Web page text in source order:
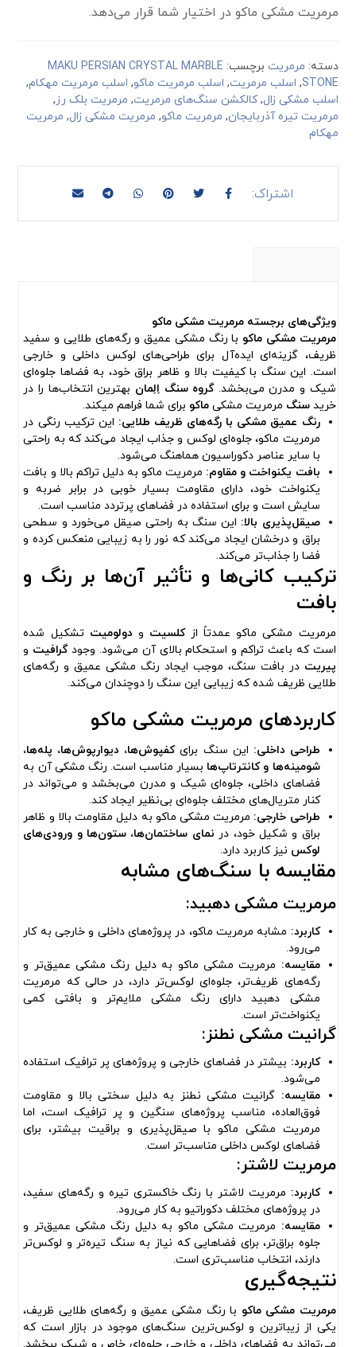
مرمریت مشکی ماکو در اختیار شما قرار می‌دهد.
دسته: مرمریت برچسب: MAKU PERSIAN CRYSTAL MARBLE
STONE
, اسلب مرمریت, اسلب مرمریت ماکو, اسلب مرمریت مهکام,
اسلب مشکی زال,کالکشن سنگ‌های مرمریت, مرمریت بلک رز,
مرمریت تیره آذربایجان, مرمریت ماکو, مرمریت مشکی زال, مرمریت
مهکام
ویژگی‌های برجسته مرمریت مشکی ماکو
مرمریت مشکی ماکو با رنگ مشکی عمیق و رگه‌های طلایی و سفید
ظریف، گزینه‌ای ایده‌آل برای طراحی‌های لوکس داخلی و خارجی
است. این سنگ با کیفیت بالا و ظاهر براق خود، به فضاها جلوه‌ای
شیک و مدرن می‌بخشد.گروه سنگ اِلِمان بهترین انتخاب‌ها را در
خرید سنگ مرمریت مشکیماکو برای شما فراهم میکند.
رنگ عمیق مشکی با رگه‌های ظریف طلایی: این ترکیب رنگی در
مرمریت ماکو، جلوه‌ای لوکس و جذاب ایجاد می‌کند که به راحتی
با سایر عناصر دکوراسیون هماهنگ می‌شود.
بافت یکنواخت و مقاوم: مرمریت ماکو به دلیل تراکم بالا و بافت
یکنواخت خود، دارای مقاومت بسیار خوبی در برابر ضربه و
سایش است و برای استفاده در فضاهای پرتردد مناسب است.
صیقل‌پذیری بالا: این سنگ به راحتی صیقل می‌خورد و سطحی
براق و درخشان ایجاد می‌کند که نور را به زیبایی منعکس کرده و
فضا را جذاب‌تر می‌کند.
ترکیب کانی‌ها و تأثیر آن‌ها بر رنگ و
بافت
مرمریت مشکی ماکو عمدتاً ازکلسیت ودولومیت تشکیل شده
است که باعث تراکم و استحکام بالای آن می‌شود. وجودگرافیت و
پیریت در بافت سنگ، موجب ایجاد رنگ مشکی عمیق و رگه‌های
طلایی ظریف شده که زیبایی این سنگ را دوچندان می‌کند.
کاربردهای مرمریت مشکی ماکو
طراحی داخلی: این سنگ برایکفپوش‌ها، دیوارپوش‌ها، پله‌ها،
شومینه‌ها و کانترتاپ‌ها بسیار مناسب است. رنگ مشکی آن به
فضاهای داخلی، جلوه‌ای شیک و مدرن می‌بخشد و می‌تواند در
کنار متریال‌های مختلف جلوه‌ای بی‌نظیر ایجاد کند.
طراحی خارجی: مرمریت مشکی ماکو به دلیل مقاومت بالا و ظاهر
براق و شکیل خود، در نمای ساختمان‌ها، ستون‌ها و ورودی‌های
لوکس نیز کاربرد دارد.
مقایسه با سنگ‌های مشابه
مرمریت مشکی دهبید:
کاربرد: مشابه مرمریت ماکو، در پروژه‌های داخلی و خارجی به کار
می‌رود.
مقایسه: مرمریت مشکی ماکو به دلیل رنگ مشکی عمیق‌تر و
رگه‌های ظریف‌تر، جلوه‌ای لوکس‌تر دارد، در حالی که مرمریت
مشکی دهبید دارای رنگ مشکی ملایم‌تر و بافتی کمی
یکنواخت‌تر است.
گرانیت مشکی نطنز:
کاربرد: بیشتر در فضاهای خارجی و پروژه‌های پر ترافیک استفاده
می‌شود.
مقایسه: گرانیت مشکی نطنز به دلیل سختی بالا و مقاومت
فوق‌العاده، مناسب پروژه‌های سنگین و پر ترافیک است، اما
مرمریت مشکی ماکو با صیقل‌پذیری و براقیت بیشتر، برای
فضاهای لوکس داخلی مناسب‌تر است.
مرمریت لاشتر:
کاربرد: مرمریت لاشتر با رنگ خاکستری تیره و رگه‌های سفید،
در پروژه‌های مختلف دکوراتیو به کار می‌رود.
مقایسه: مرمریت مشکی ماکو به دلیل رنگ مشکی عمیق‌تر و
جلوه براق‌تر، برای فضاهایی که نیاز به سنگ تیره‌تر و لوکس‌تر
دارند، انتخاب مناسب‌تری است.
نتیجه‌گیری
مرمریت مشکی ماکو با رنگ مشکی عمیق و رگه‌های طلایی ظریف،
یکی از زیباترین و لوکس‌ترین سنگ‌های موجود در بازار است که